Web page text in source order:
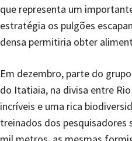
que representa um
estratégia os pulgões
densa permitiria obter
Em dezembro, parte do
do Itatiaia, na divisa entre
incríveis e uma rica
treinados dos pesquisadores